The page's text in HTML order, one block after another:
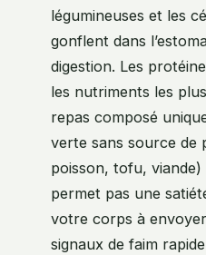
légumineuses et les
gonflent dans
digestion. Les
les nutriments les
repas composé
verte sans source
poisson, tofu,
permet pas une
votre corps à
signaux de faim